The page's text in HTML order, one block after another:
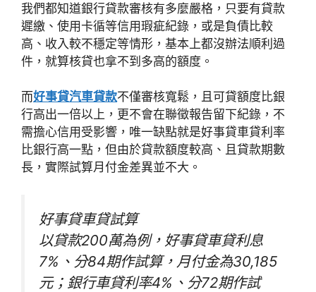
我們都知道銀行貸款審核有多麼嚴格，只要有貸款
遲繳、使用卡循等信用瑕疵紀錄，或是負債比較
高、收入較不穩定等情形，基本上都沒辦法順利過
件，就算核貸也拿不到多高的額度。
而好事貸汽車貸款不僅審核寬鬆，且可貸額度比銀
行高出一倍以上，更不會在聯徵報告留下紀錄，不
需擔心信用受影響，唯一缺點就是好事貸車貸利率
比銀行高一點，但由於貸款額度較高、且貸款期數
長，實際試算月付金差異並不大。
好事貸車貸試算
以貸款200萬為例，好事貸車貸利息
7%、分84期作試算，月付金為30,185
元；銀行車貸利率4%、分72期作試